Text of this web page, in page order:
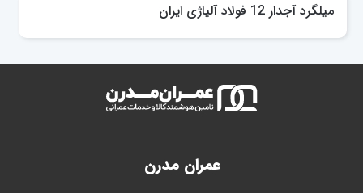
میلگرد آجدار 12 فولاد آلیاژی ایران
عمران مدرن